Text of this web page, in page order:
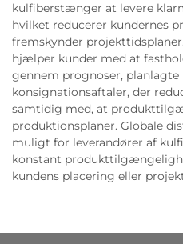
kulfiberstænger at levere
hvilket reducerer kundernes
fremskynder
hjælper kunder med at
gennem prognoser, planlagte
konsignationsaftaler, der
samtidig med, at
produktionsplaner. Globale
muligt for leverandører af
konstant
kundens placering eller